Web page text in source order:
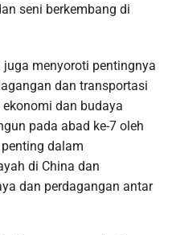
seni berkembang di
juga menyoroti pentingnya
dan transportasi
dan budaya
pada abad ke-7 oleh
dalam
di China dan
dan perdagangan antar